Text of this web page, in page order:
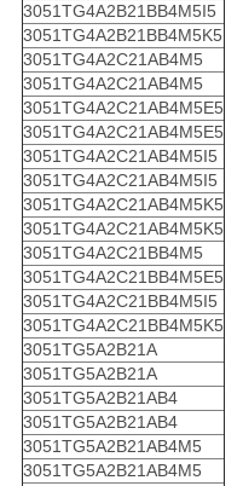
3051TG4A2B21BB4M5I5
3051TG4A2B21BB4M5K5
3051TG4A2C21AB4M5
3051TG4A2C21AB4M5
3051TG4A2C21AB4M5E5
3051TG4A2C21AB4M5E5
3051TG4A2C21AB4M5I5
3051TG4A2C21AB4M5I5
3051TG4A2C21AB4M5K5
3051TG4A2C21AB4M5K5
3051TG4A2C21BB4M5
3051TG4A2C21BB4M5E5
3051TG4A2C21BB4M5I5
3051TG4A2C21BB4M5K5
3051TG5A2B21A
3051TG5A2B21A
3051TG5A2B21AB4
3051TG5A2B21AB4
3051TG5A2B21AB4M5
3051TG5A2B21AB4M5